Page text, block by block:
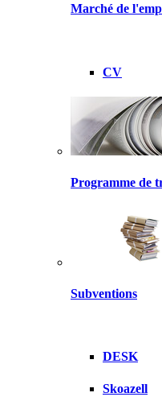
Marché de
CV
Programme de
Subventions
DESK
Skoazell